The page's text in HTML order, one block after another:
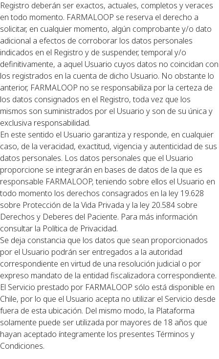
Registro deberán ser exactos, actuales, completos y veraces
en todo momento. FARMALOOP se reserva el derecho a
solicitar, en cualquier momento, algún comprobante y/o dato
adicional a efectos de corroborar los datos personales
indicados en el Registro y de suspender, temporal y/o
definitivamente, a aquel Usuario cuyos datos no coincidan con
los registrados en la cuenta de dicho Usuario. No obstante lo
anterior, FARMALOOP no se responsabiliza por la certeza de
los datos consignados en el Registro, toda vez que los
mismos son suministrados por el Usuario y son de su única y
exclusiva responsabilidad.
En este sentido el Usuario garantiza y responde, en cualquier
caso, de la veracidad, exactitud, vigencia y autenticidad de sus
datos personales. Los datos personales que el Usuario
proporcione se integrarán en bases de datos de la que es
responsable FARMALOOP, teniendo sobre ellos el Usuario en
todo momento los derechos consagrados en la ley 19.628
sobre Protección de la Vida Privada y la ley 20.584 sobre
Derechos y Deberes del Paciente. Para más información
consultar la Política de Privacidad.
Se deja constancia que los datos que sean proporcionados
por el Usuario podrán ser entregados a la autoridad
correspondiente en virtud de una resolución judicial o por
expreso mandato de la entidad fiscalizadora correspondiente.
El Servicio prestado por FARMALOOP sólo está disponible en
Chile, por lo que el Usuario acepta no utilizar el Servicio desde
fuera de esta ubicación. Del mismo modo, la Plataforma
solamente puede ser utilizada por mayores de 18 años que
hayan aceptado íntegramente los presentes Términos y
Condiciones.